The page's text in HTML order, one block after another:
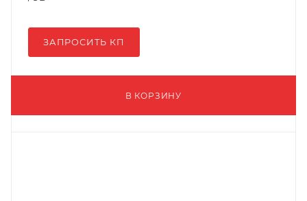
ЗАПРОСИТЬ КП
В КОРЗИНУ